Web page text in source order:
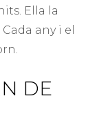
Ella la
Cada any i el
DE